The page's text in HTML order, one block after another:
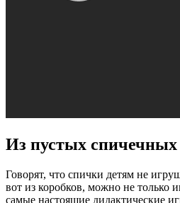
Из пустых спичечных
Говорят, что спички детям не
вот из коробков, можно не только
самые настоящие дидактические